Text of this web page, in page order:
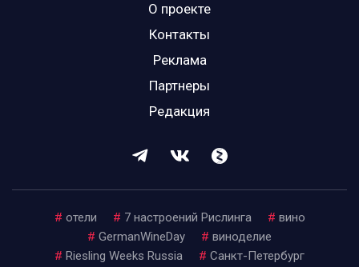
О проекте
Контакты
Реклама
Партнеры
Редакция
# отели # 7 настроений Рислинга # вино
# GermanWineDay # виноделие
# Riesling Weeks Russia # Санкт-Петербург